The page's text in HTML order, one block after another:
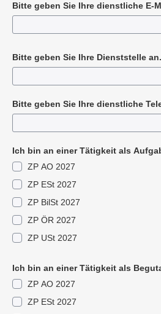
Bitte geben Sie Ihre dienstliche E-
Bitte geben Sie Ihre Dienststelle an.
Bitte geben Sie Ihre dienstliche
Ich bin an einer Tätigkeit als
ZP AO 2027
ZP ESt 2027
ZP BilSt 2027
ZP ÖR 2027
ZP USt 2027
Ich bin an einer Tätigkeit als
ZP AO 2027
ZP ESt 2027